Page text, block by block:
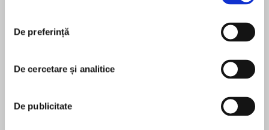
De preferință
De cercetare și analitice
De publicitate
horror, perfect for fans of R.L. Stine and Scary
there’s something about the new black slide on
the elementary school playground that’s made
him curious. Against his better judgement, he
just has to follow his best friend Laila down.
MAI MULT
pentru această carte
J.W. Ocker is the USA Today bestselling and